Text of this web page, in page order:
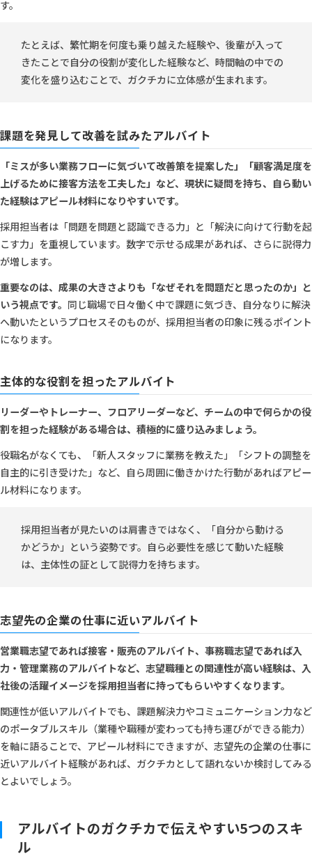
す。
たとえば、繁忙期を何度も乗り越えた経験や、後輩が入って
きたことで自分の役割が変化した経験など、時間軸の中での
変化を盛り込むことで、ガクチカに立体感が生まれます。
課題を発見して改善を試みたアルバイト
「ミスが多い業務フローに気づいて改善策を提案した」「顧客満足度を
上げるために接客方法を工夫した」など、現状に疑問を持ち、自ら動い
た経験はアピール材料になりやすいです。
採用担当者は「問題を問題と認識できる力」と「解決に向けて行動を起
こす力」を重視しています。数字で示せる成果があれば、さらに説得力
が増します。
重要なのは、成果の大きさよりも「なぜそれを問題だと思ったのか」と
いう視点です。 同じ職場で日々働く中で課題に気づき、自分なりに解決
へ動いたというプロセスそのものが、採用担当者の印象に残るポイント
になります。
主体的な役割を担ったアルバイト
リーダーやトレーナー、フロアリーダーなど、チームの中で何らかの役
割を担った経験がある場合は、積極的に盛り込みましょう。
役職名がなくても、「新人スタッフに業務を教えた」「シフトの調整を
自主的に引き受けた」など、自ら周囲に働きかけた行動があればアピー
ル材料になります。
採用担当者が見たいのは肩書きではなく、「自分から動ける
かどうか」という姿勢です。自ら必要性を感じて動いた経験
は、主体性の証として説得力を持ちます。
志望先の企業の仕事に近いアルバイト
営業職志望であれば接客・販売のアルバイト、事務職志望であれば入
力・管理業務のアルバイトなど、志望職種との関連性が高い経験は、入
社後の活躍イメージを採用担当者に持ってもらいやすくなります。
関連性が低いアルバイトでも、課題解決力やコミュニケーション力など
のポータブルスキル（業種や職種が変わっても持ち運びができる能力）
を軸に語ることで、アピール材料にできますが、志望先の企業の仕事に
近いアルバイト経験があれば、ガクチカとして語れないか検討してみる
とよいでしょう。
アルバイトのガクチカで伝えやすい5つのスキ
ル